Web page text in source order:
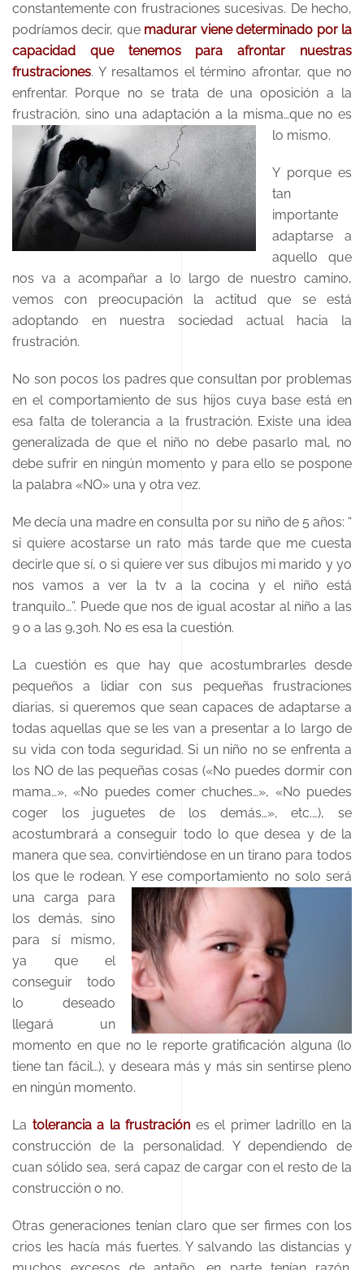
constantemente con frustraciones sucesivas. De hecho,
podríamos decir, que madurar viene determinado por la
capacidad que tenemos para afrontar nuestras
frustraciones. Y resaltamos el término afrontar, que no
enfrentar. Porque no se trata de una oposición a la
frustración, sino una adaptación a la misma…que no es
lo mismo.
Y porque es
tan
importante
adaptarse a
aquello que
nos va a acompañar a lo largo de nuestro camino,
vemos con preocupación la actitud que se está
adoptando en nuestra sociedad actual hacia la
frustración.
No son pocos los padres que consultan por problemas
en el comportamiento de sus hijos cuya base está en
esa falta de tolerancia a la frustración. Existe una idea
generalizada de que el niño no debe pasarlo mal, no
debe sufrir en ningún momento y para ello se pospone
la palabra «NO» una y otra vez.
Me decía una madre en consulta por su niño de 5 años: “
si quiere acostarse un rato más tarde que me cuesta
decirle que sí, o si quiere ver sus dibujos mi marido y yo
nos vamos a ver la tv a la cocina y el niño está
tranquilo…”. Puede que nos de igual acostar al niño a las
9 o a las 9,30h. No es esa la cuestión.
La cuestión es que hay que acostumbrarles desde
pequeños a lidiar con sus pequeñas frustraciones
diarias, si queremos que sean capaces de adaptarse a
todas aquellas que se les van a presentar a lo largo de
su vida con toda seguridad. Si un niño no se enfrenta a
los NO de las pequeñas cosas («No puedes dormir con
mama…», «No puedes comer chuches…», «No puedes
coger los juguetes de los demás…», etc.…), se
acostumbrará a conseguir todo lo que desea y de la
manera que sea, convirtiéndose en un tirano para todos
los que le rodean. Y ese comportamiento no solo será
una carga para
los demás, sino
para sí mismo,
ya que el
conseguir todo
lo deseado
llegará un
momento en que no le reporte gratificación alguna (lo
tiene tan fácil…), y deseara más y más sin sentirse pleno
en ningún momento.
La tolerancia a la frustración es el primer ladrillo en la
construcción de la personalidad. Y dependiendo de
cuan sólido sea, será capaz de cargar con el resto de la
construcción o no.
Otras generaciones tenían claro que ser firmes con los
crios les hacía más fuertes. Y salvando las distancias y